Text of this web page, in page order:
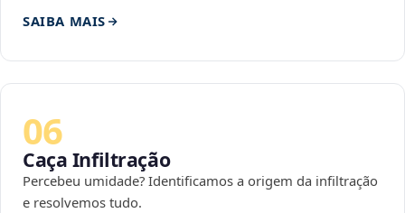
SAIBA MAIS
06
Caça Infiltração
Percebeu umidade? Identificamos a origem da infiltração
e resolvemos tudo.